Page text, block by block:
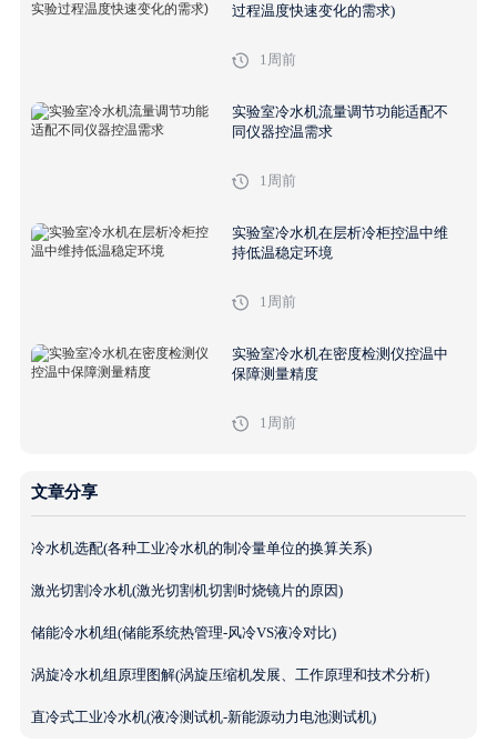
过程温度快速变化的需求)
1周前
实验室冷水机流量调节功能适配不
同仪器控温需求
1周前
实验室冷水机在层析冷柜控温中维
持低温稳定环境
1周前
实验室冷水机在密度检测仪控温中
保障测量精度
1周前
文章分享
冷水机选配(各种工业冷水机的制冷量单位的换算关系)
激光切割冷水机(激光切割机切割时烧镜片的原因)
储能冷水机组(储能系统热管理-风冷VS液冷对比)
涡旋冷水机组原理图解(涡旋压缩机发展、工作原理和技术分析)
直冷式工业冷水机(液冷测试机-新能源动力电池测试机)